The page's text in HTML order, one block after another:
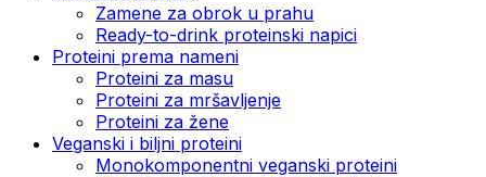
Zamene za obrok u prahu
Ready-to-drink proteinski napici
Proteini prema nameni
Proteini za masu
Proteini za mršavljenje
Proteini za žene
Veganski i biljni proteini
Monokomponentni veganski proteini